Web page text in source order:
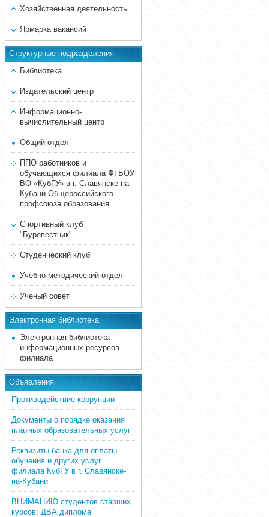
Хозяйственная деятельность
Ярмарка вакансий
Структурные подразделения
Библиотека
Издательский центр
Информационно-
вычислительный центр
Общий отдел
ППО работников и
обучающихся филиала ФГБОУ
ВО «КубГУ» в г. Славянске-на-
Кубани Общероссийского
профсоюза образования
Спортивный клуб
"Буревестник"
Студенческий клуб
Учебно-методический отдел
Ученый совет
Электронная библиотека
Электронная библиотека
информационных ресурсов
филиала
Объявления
Противодействие коррупции
Документы о порядке оказания
платных образовательных услуг
Реквизиты банка для оплаты
обучения и других услуг
филиала КубГУ в г. Славянске-
на-Кубани
ВНИМАНИЮ студентов старших
курсов: ДВА диплома